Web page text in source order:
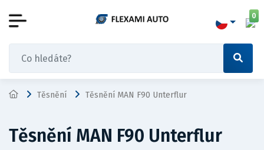
0
Těsnění Těsnění MAN F90 Unterflur
Těsnění MAN F90 Unterflur